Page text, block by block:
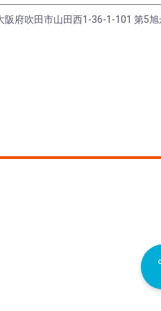
阪府吹田市山田西1-36-1-101 第5旭